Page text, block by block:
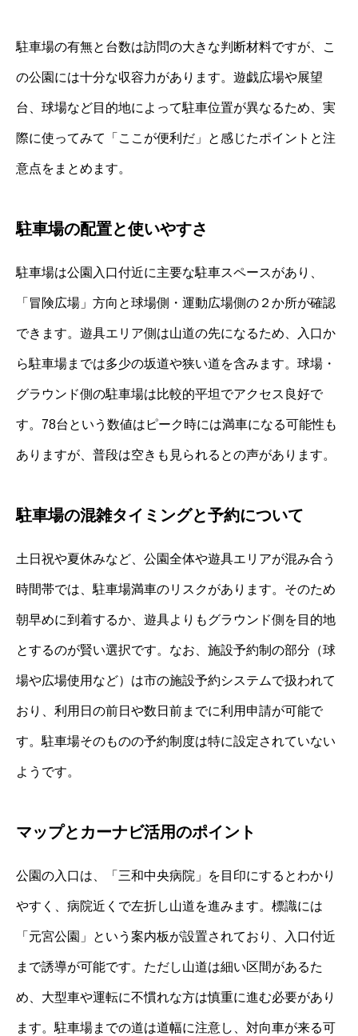
駐車場の有無と台数は訪問の大きな判断材料ですが、こ
の公園には十分な収容力があります。遊戯広場や展望
台、球場など目的地によって駐車位置が異なるため、実
際に使ってみて「ここが便利だ」と感じたポイントと注
意点をまとめます。
駐車場の配置と使いやすさ
駐車場は公園入口付近に主要な駐車スペースがあり、
「冒険広場」方向と球場側・運動広場側の２か所が確認
できます。遊具エリア側は山道の先になるため、入口か
ら駐車場までは多少の坂道や狭い道を含みます。球場・
グラウンド側の駐車場は比較的平坦でアクセス良好で
す。78台という数値はピーク時には満車になる可能性も
ありますが、普段は空きも見られるとの声があります。
駐車場の混雑タイミングと予約について
土日祝や夏休みなど、公園全体や遊具エリアが混み合う
時間帯では、駐車場満車のリスクがあります。そのため
朝早めに到着するか、遊具よりもグラウンド側を目的地
とするのが賢い選択です。なお、施設予約制の部分（球
場や広場使用など）は市の施設予約システムで扱われて
おり、利用日の前日や数日前までに利用申請が可能で
す。駐車場そのものの予約制度は特に設定されていない
ようです。
マップとカーナビ活用のポイント
公園の入口は、「三和中央病院」を目印にするとわかり
やすく、病院近くで左折し山道を進みます。標識には
「元宮公園」という案内板が設置されており、入口付近
まで誘導が可能です。ただし山道は細い区間があるた
め、大型車や運転に不慣れな方は慎重に進む必要があり
ます。駐車場までの道は道幅に注意し、対向車が来る可